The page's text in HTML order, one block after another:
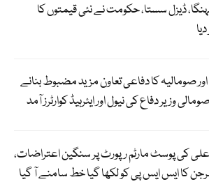
ڈیزل سستا، حکومت نے نئی قیمتوں کا
صومالیہ کا دفاعی تعاون مزید مضبوط بنانے
وزیر دفاع کی نیول اور ایئرہیڈ کوارٹرز آمد
کی پوسٹ مارٹم رپورٹ پر سنگین اعتراضات،
کا ایس ایس پی کو لکھا گیا خط سامنے آ گیا